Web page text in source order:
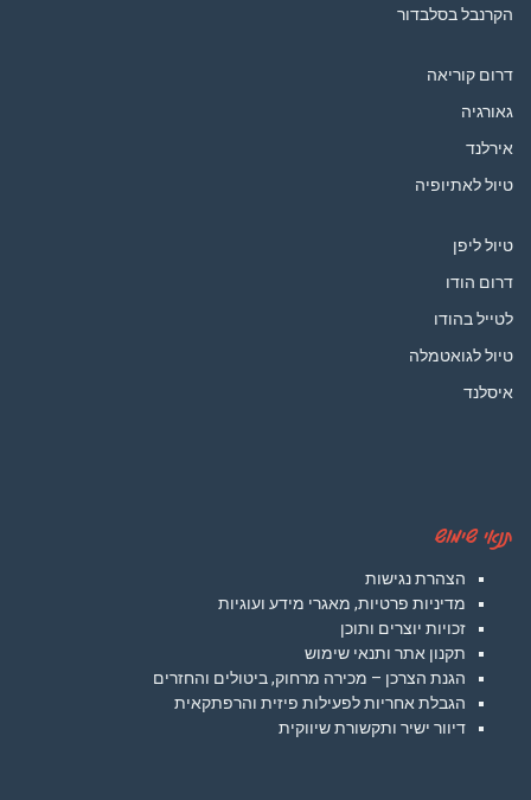
הקרנבל בסלבדור
דרום קוריאה
גאורגיה
אירלנד
טיול לאתיופיה
טיול ליפן
דרום הודו
לטייל בהודו
טיול לגואטמלה
איסלנד
תנאי שימוש
הצהרת נגישות
מדיניות פרטיות, מאגרי מידע ועוגיות
זכויות יוצרים ותוכן
תקנון אתר ותנאי שימוש
הגנת הצרכן – מכירה מרחוק, ביטולים והחזרים
הגבלת אחריות לפעילות פיזית והרפתקאית
דיוור ישיר ותקשורת שיווקית